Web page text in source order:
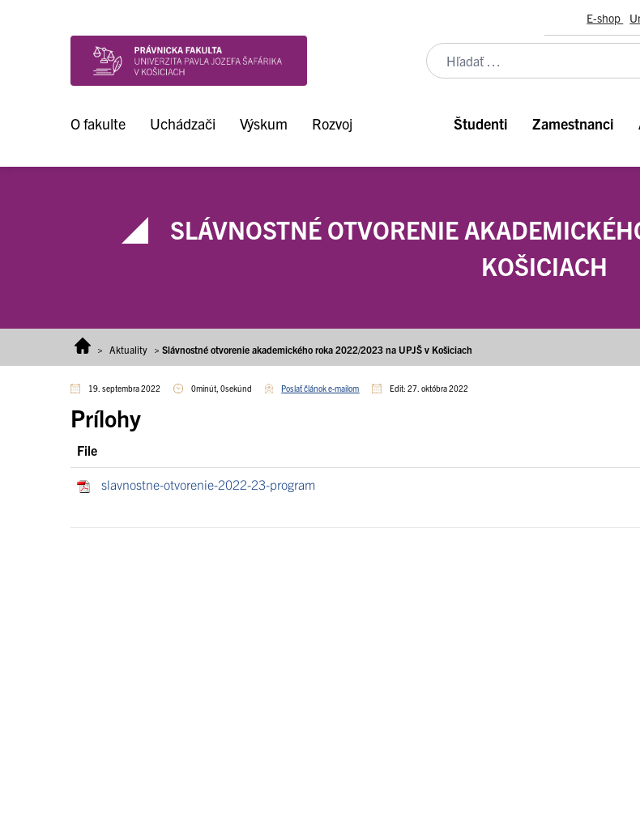
E-shop
O fakulte Uchádzači Výskum Rozvoj Študenti Zamestnanci
SLÁVNOSTNÉ OTVORENIE
KOŠICIACH
> Aktuality > Slávnostné otvorenie akademického roka 2022/2023 na UPJŠ v Košiciach
19. septembra 2022 0minút, 0sekúnd Poslať článok e-mailom Edit: 27. októbra 2022
Prílohy
File
slavnostne-otvorenie-2022-23-program